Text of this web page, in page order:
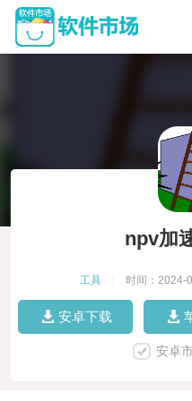
npv加
工具 时间：2024-
安卓下载
安卓